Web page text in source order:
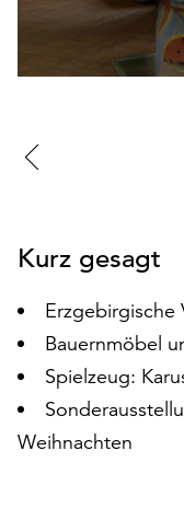
auf
akzeptieren“,
Cookies
zu
können
Ihr
Einverständnis
jederzeit
ändern
und
widerrufen.
steht
Kurz gesagt
Erzgebirgische
Bauernmöbel
Spielzeug:
Weihnachten